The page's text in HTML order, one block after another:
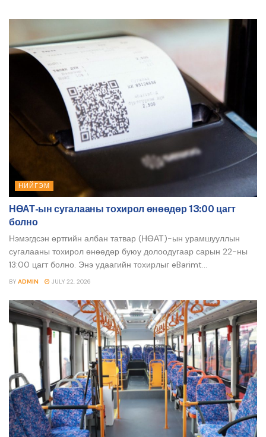
НИЙГЭМ
НӨАТ-ын сугалааны тохирол өнөөдөр 13:00 цагт
болно
Нэмэгдсэн өртгийн албан татвар (НӨАТ)-ын урамшууллын
сугалааны тохирол өнөөдөр буюу долоодугаар сарын 22-ны
13:00 цагт болно. Энэ удаагийн тохирлыг eBarimt...
BY ADMIN JULY 22, 2026